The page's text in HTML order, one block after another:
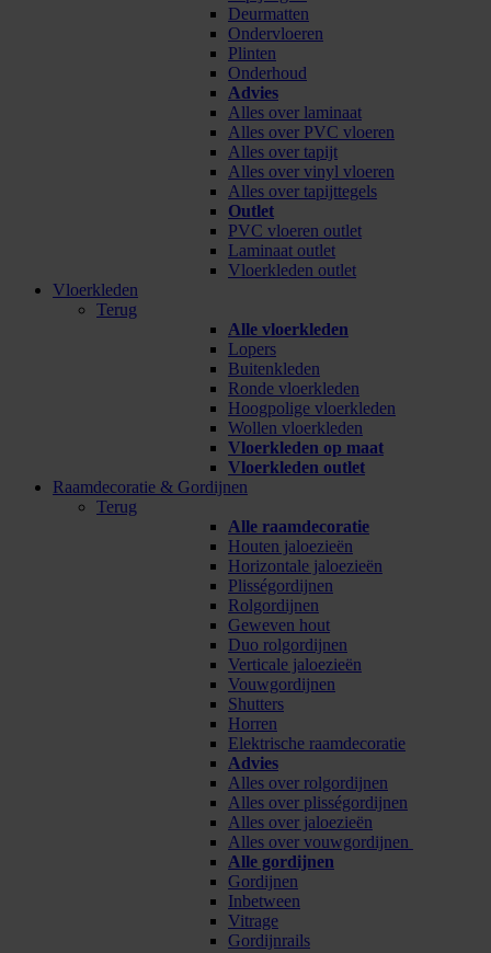
Deurmatten
Ondervloeren
Plinten
Onderhoud
Advies
Alles over laminaat
Alles over PVC vloeren
Alles over tapijt
Alles over vinyl vloeren
Alles over tapijttegels
Outlet
PVC vloeren outlet
Laminaat outlet
Vloerkleden outlet
Vloerkleden
Terug
Alle vloerkleden
Lopers
Buitenkleden
Ronde vloerkleden
Hoogpolige vloerkleden
Wollen vloerkleden
Vloerkleden op maat
Vloerkleden outlet
Raamdecoratie & Gordijnen
Terug
Alle raamdecoratie
Houten jaloezieën
Horizontale jaloezieën
Plisségordijnen
Rolgordijnen
Geweven hout
Duo rolgordijnen
Verticale jaloezieën
Vouwgordijnen
Shutters
Horren
Elektrische raamdecoratie
Advies
Alles over rolgordijnen
Alles over plisségordijnen
Alles over jaloezieën
Alles over vouwgordijnen
Alle gordijnen
Gordijnen
Inbetween
Vitrage
Gordijnrails